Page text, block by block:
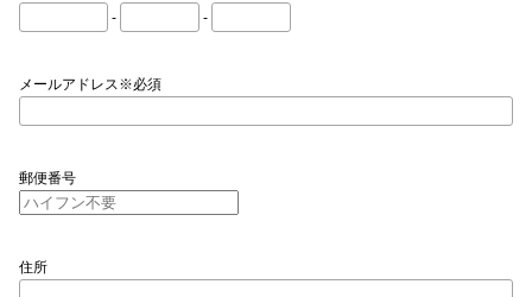
-
-
メールアドレス※必須
郵便番号
住所